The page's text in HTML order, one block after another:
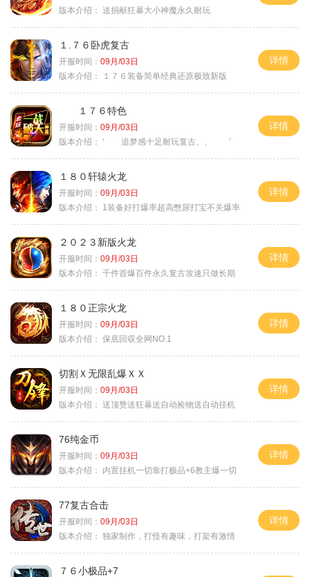
版本介绍： 送捐献狂暴大小神魔永久耐玩
１.７６卧虎复古
开服时间： 09月/03日
版本介绍：
１７６装备简单经典还原极致新版
详情
１７６特色
开服时间： 09月/03日
版本介绍： ‘ 追梦感十足耐玩复古、、 ’
详情
１８０轩辕火龙
开服时间： 09月/03日
版本介绍：
1装备好打爆率超高憋尿打宝不关爆率
详情
２０２３新版火龙
开服时间： 09月/03日
版本介绍： 千件首爆百件永久复古攻速只做长期
详情
１８０正宗火龙
开服时间： 09月/03日
版本介绍： 保底回収全网NO.1
详情
切割Ｘ无限乱爆ＸＸ
开服时间： 09月/03日
版本介绍： 送顶赞送狂暴送自动捡物送自动挂机
详情
76纯金币
开服时间： 09月/03日
版本介绍：
内置挂机一切靠打极品+6教主爆一切
详情
77复古合击
开服时间： 09月/03日
版本介绍： 独家制作，打怪有趣味，打架有激情
详情
７６小极品+7